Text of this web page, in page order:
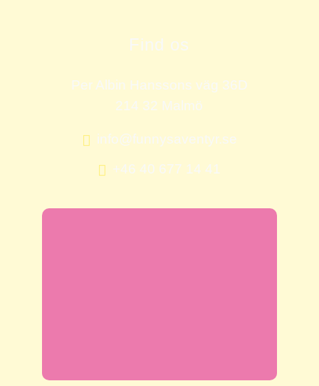
Find os
Per Albin Hanssons väg 36D
214 32 Malmö
info@funnysaventyr.se
+46 40 677 14 41